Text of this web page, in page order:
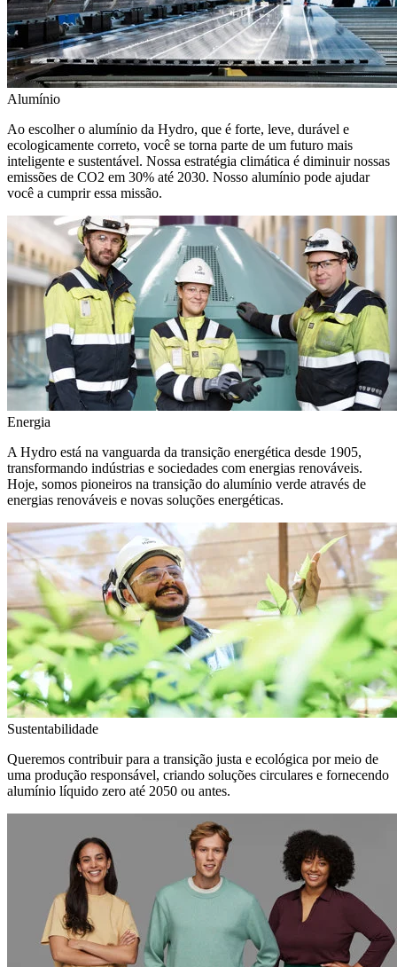
Alumínio
Ao escolher o alumínio da Hydro, que é forte, leve, durável e
ecologicamente correto, você se torna parte de um futuro mais
inteligente e sustentável. Nossa estratégia climática é diminuir nossas
emissões de CO2 em 30% até 2030. Nosso alumínio pode ajudar
você a cumprir essa missão.
Energia
A Hydro está na vanguarda da transição energética desde 1905,
transformando indústrias e sociedades com energias renováveis.
Hoje, somos pioneiros na transição do alumínio verde através de
energias renováveis e novas soluções energéticas.
Sustentabilidade
Queremos contribuir para a transição justa e ecológica por meio de
uma produção responsável, criando soluções circulares e fornecendo
alumínio líquido zero até 2050 ou antes.